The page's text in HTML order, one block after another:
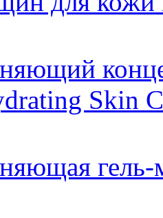
Skin